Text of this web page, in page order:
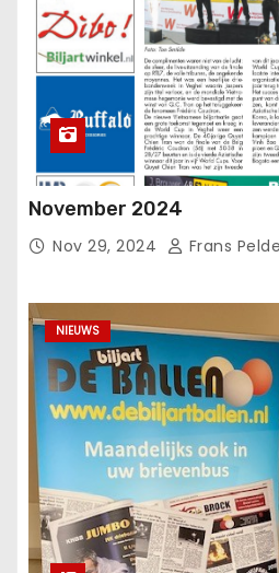
November 2024
Nov 29, 2024 Frans
NIEUWS